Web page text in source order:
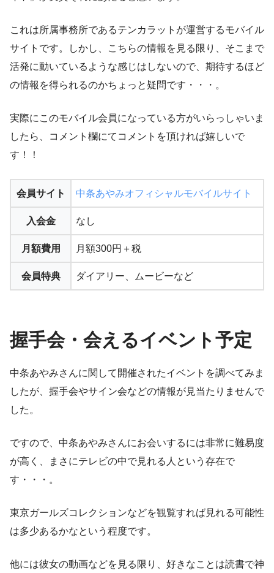
これは所属事務所であるテンカラットが運営するモバイル
サイトです。しかし、こちらの情報を見る限り、そこまで
活発に動いているような感じはしないので、期待するほど
の情報を得られるのかちょっと疑問です・・・。
実際にこのモバイル会員になっている方がいらっしゃいま
したら、コメント欄にてコメントを頂ければ嬉しいで
す！！
会員サイト 中条あやみオフィシャルモバイルサイト
入会金 なし
月額費用 月額300円＋税
会員特典 ダイアリー、ムービーなど
握手会・会えるイベント予定
中条あやみさんに関して開催されたイベントを調べてみま
したが、握手会やサイン会などの情報が見当たりませんで
した。
ですので、中条あやみさんにお会いするには非常に難易度
が高く、まさにテレビの中で見れる人という存在で
す・・・。
東京ガールズコレクションなどを観覧すれば見れる可能性
は多少あるかなという程度です。
他には彼女の動画などを見る限り、好きなことは読書で神